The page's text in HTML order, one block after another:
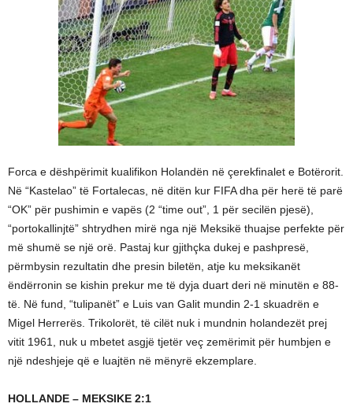
Forca e dëshpërimit kualifikon Holandën në çerekfinalet e Botërorit.
Në “Kastelao” të Fortalecas, në ditën kur FIFA dha për herë të parë
“OK” për pushimin e vapës (2 “time out”, 1 për secilën pjesë),
“portokallinjtë” shtrydhen mirë nga një Meksikë thuajse perfekte për
më shumë se një orë. Pastaj kur gjithçka dukej e pashpresë,
përmbysin rezultatin dhe presin biletën, atje ku meksikanët
ëndërronin se kishin prekur me të dyja duart deri në minutën e 88-
të. Në fund, “tulipanët” e Luis van Galit mundin 2-1 skuadrën e
Migel Herrerës. Trikolorët, të cilët nuk i mundnin holandezët prej
vitit 1961, nuk u mbetet asgjë tjetër veç zemërimit për humbjen e
një ndeshjeje që e luajtën në mënyrë ekzemplare.
HOLLANDE – MEKSIKE 2:1